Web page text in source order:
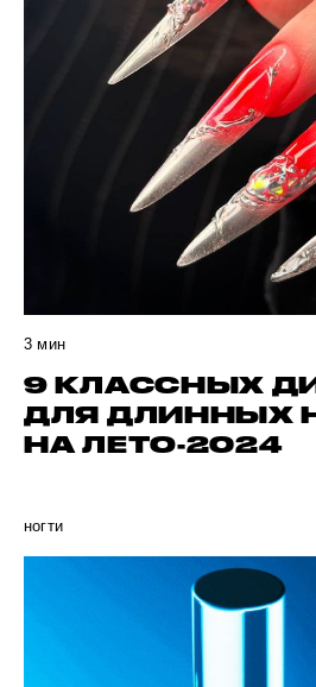
3 мин
9 КЛАССНЫХ
ДЛЯ ДЛИННЫХ
НА ЛЕТО-2024
ногти